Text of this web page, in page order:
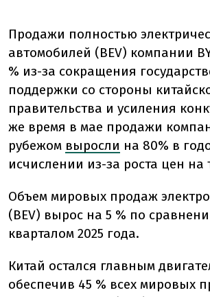
Продажи полностью
автомобилей (BEV) компании
% из-за сокращения
поддержки со стороны
правительства и усиления
же время в мае продажи
рубежом выросли на 80% в
исчислении из-за роста цен на
Объем мировых продаж
(BEV) вырос на 5 % по
кварталом 2025 года.
Китай остался главным
обеспечив 45 % всех мировых